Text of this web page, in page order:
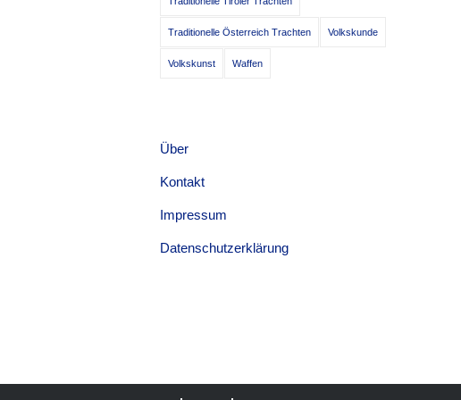
Traditionelle Österreich Trachten Volkskunde
Volkskunst Waffen
Über
Kontakt
Impressum
Datenschutzerklärung